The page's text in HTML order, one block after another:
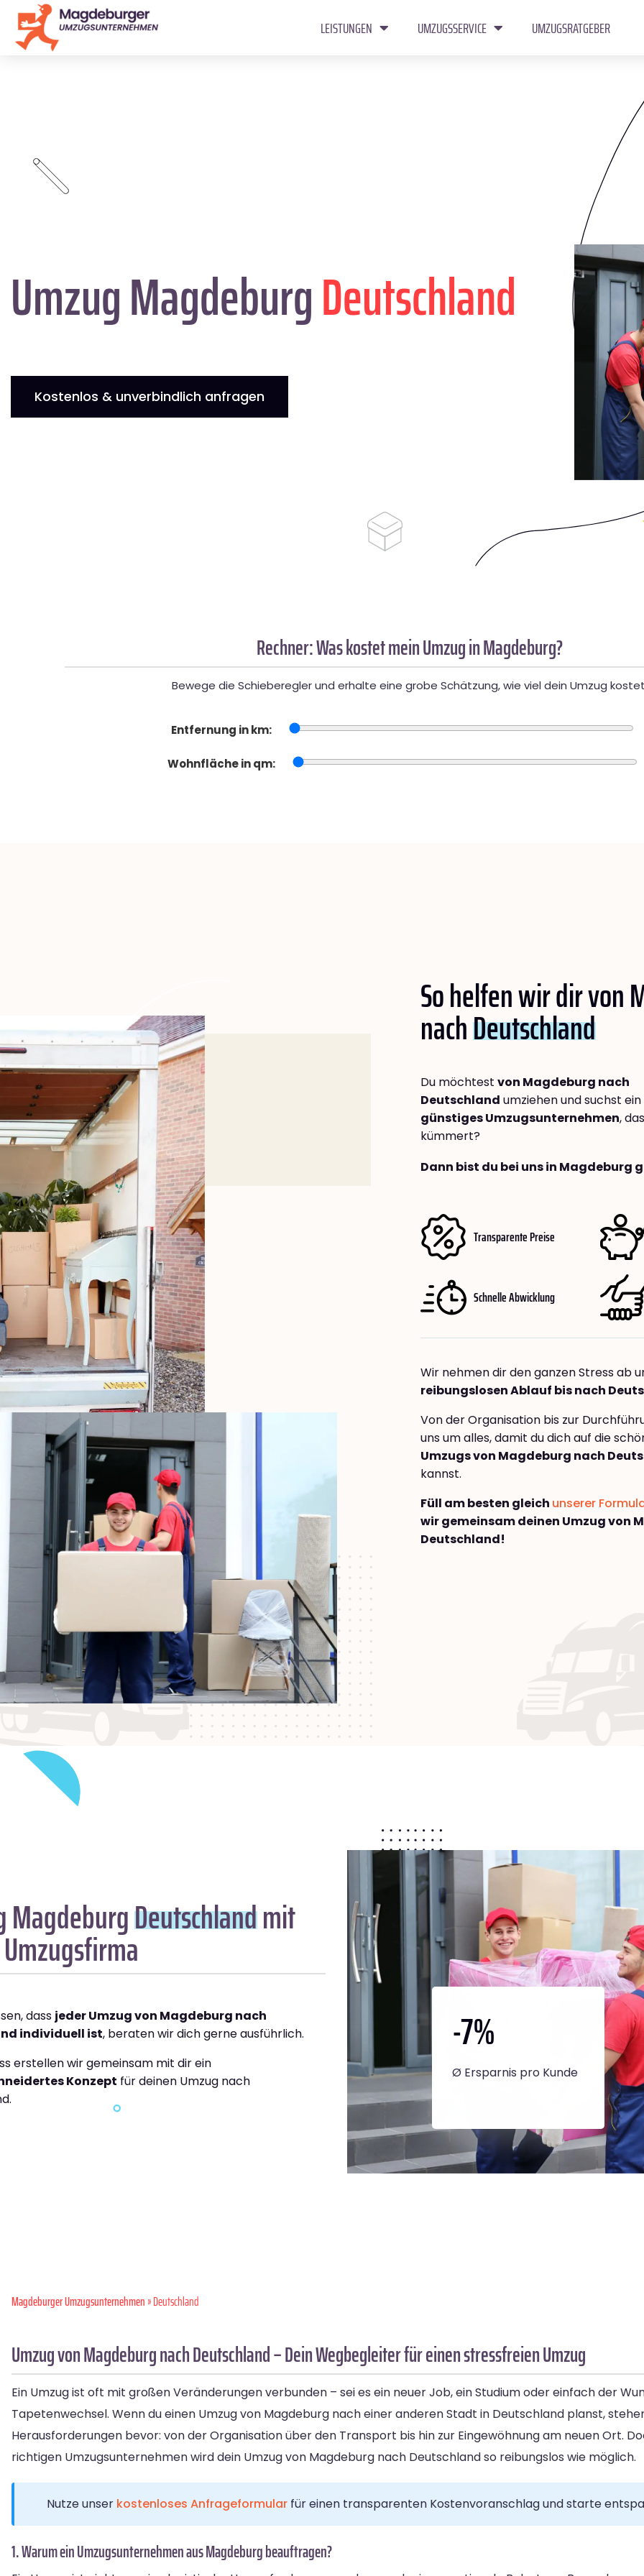
LEISTUNGEN UMZUGSSERVICE UMZUGSRATGEBER
Umzug MagdeburgDeutschland
Kostenlos & unverbindlich anfragen
Rechner: Was kostet mein Umzug in Magdeburg?
Bewege die Schieberegler und erhalte eine grobe Schätzung, wie viel dein Umzug
Entfernung in km:
Wohnfläche in qm:
So helfen wir dir von
nachDeutschland
Du möchtest von Magdeburg nach
Deutschland umziehen und suchst ein
günstiges Umzugsunternehmen,
kümmert?
Dann bist du bei uns in Magdeburg
Transparente Preise
Schnelle Abwicklung
Wir nehmen dir den ganzen Stress ab
reibungslosen Ablauf bis nach
Von der Organisation bis zur
uns um alles, damit du dich auf die
Umzugs von Magdeburg nach
kannst.
Füll am besten gleich unserer
wir gemeinsam deinen Umzug von
Deutschland!
MagdeburgDeutschlandmit
dass jeder Umzug von Magdeburg nach
individuell ist, beraten wir dich gerne ausführlich.
erstellen wir gemeinsam mit dir ein
Konzept für deinen Umzug nach
-7%
Ø Ersparnis pro Kunde
Magdeburger Umzugsunternehmen» Deutschland
Umzug von Magdeburg nach Deutschland – Dein Wegbegleiter für einen stressfreien Umzug
Ein Umzug ist oft mit großen Veränderungen verbunden – sei es ein neuer Job, ein Studium oder einfach der
Tapetenwechsel. Wenn du einen Umzug von Magdeburg nach einer anderen Stadt in Deutschland planst,
Herausforderungen bevor: von der Organisation über den Transport bis hin zur Eingewöhnung am neuen Ort.
richtigen Umzugsunternehmen wird dein Umzug von Magdeburg nach Deutschland so reibungslos wie möglich.
Nutze unser kostenloses Anfrageformular für einen transparenten Kostenvoranschlag und starte
1. Warum ein Umzugsunternehmen aus Magdeburg beauftragen?